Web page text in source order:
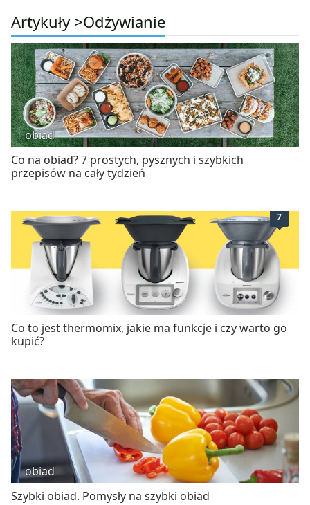
Artykuły >Odżywianie
obiad
Co na obiad? 7 prostych, pysznych i szybkich
przepisów na cały tydzień
7
Co to jest thermomix, jakie ma funkcje i czy warto go
kupić?
obiad
Szybki obiad. Pomysły na szybki obiad